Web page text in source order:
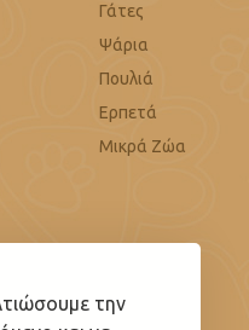
την
Γάτες
Ψάρια
Πουλιά
Ερπετά
Μικρά Ζώα